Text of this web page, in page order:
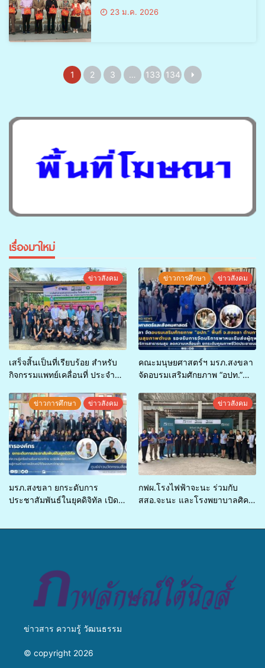
เศรษฐกิจหลังน้ำท่วม
23 ม.ค. 2026
1 2 3 … 133 134
เรื่องมาใหม่
ข่าวสังคม
เสร็จสิ้นเป็นที่เรียบร้อย สำหรับ
กิจกรรมแพทย์เคลื่อนที่ ประจำปี
แก่ประชาชนในพื้นที่อำเภอจะนะ
ข่าวการศึกษา ข่าวสังคม
คณะมนุษยศาสตร์ฯ มรภ.สงขลา
จัดอบรมเสริมศักยภาพ “อปท.”
สุขภาพตำบล รองรับการจัด
บริการพาหนะรับส่งผู้ทุพพลภาพ
เพื่อเข้ารับบริการสาธารณสุข ลด
ความเหลื่อมล้ำ ยกระดับคุณภาพ
ชีวิตประชาชนอย่างยั่งยืน
ข่าวการศึกษา ข่าวสังคม
มรภ.สงขลา ยกระดับการ
ประชาสัมพันธ์ในยุคดิจิทัล เปิด
ข่าวสังคม
กฟผ.โรงไฟฟ้าจะนะ ร่วมกับ
สสอ.จะนะ และโรงพยาบาลศิคริ
ข่าวสาร ความรู้ วัฒนธรรม
© copyright 2026